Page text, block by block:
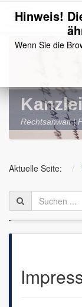
Home
Leistungen
Kosten
Standort
BRAK
Kontakt
Impressum
Datenschutz
Rechtsprechung -
Toggle
Hinweis!
Wenn Sie die
Rechtsanwalt |
Aktuelle Seite: